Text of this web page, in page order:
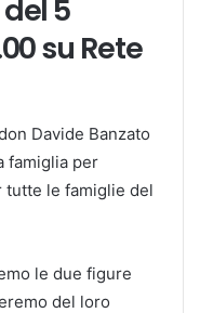
5
su Rete
Davide Banzato
famiglia per
tutte le famiglie del
le due figure
del loro